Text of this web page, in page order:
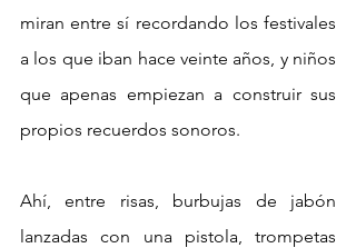
miran entre sí recordando los festivales
a los que iban hace veinte años, y niños
que apenas empiezan a construir sus
propios recuerdos sonoros.
Ahí, entre risas, burbujas de jabón
lanzadas con una pistola, trompetas